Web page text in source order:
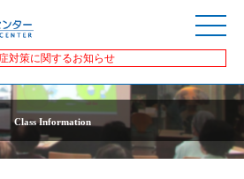
対策に関するお知らせ
Class Information